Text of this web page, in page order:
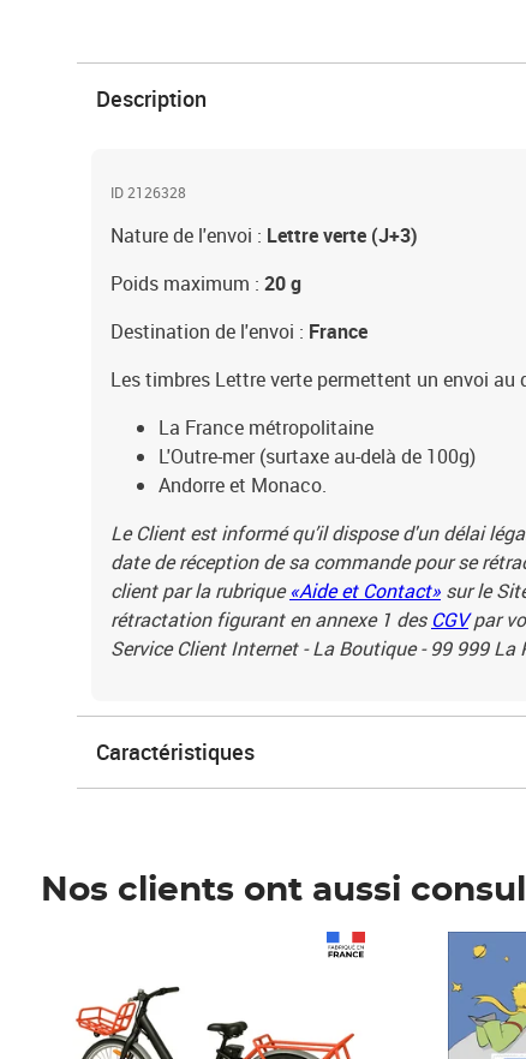
Description
ID 2126328
Nature de l'envoi : Lettre verte (J+3)
Poids maximum : 20 g
Destination de l'envoi : France
Les timbres Lettre verte permettent un envoi au
La France métropolitaine
L'Outre-mer (surtaxe au-delà de 100g)
Andorre et Monaco.
Le Client est informé qu’il dispose d'un délai
date de réception de sa commande pour se
client par la rubrique«Aide et Contact» sur le
rétractation figurant en annexe 1 des CGVpar
Service Client Internet - La Boutique - 99 999 La
Caractéristiques
Nos clients ont aussi
Prix 7,50€